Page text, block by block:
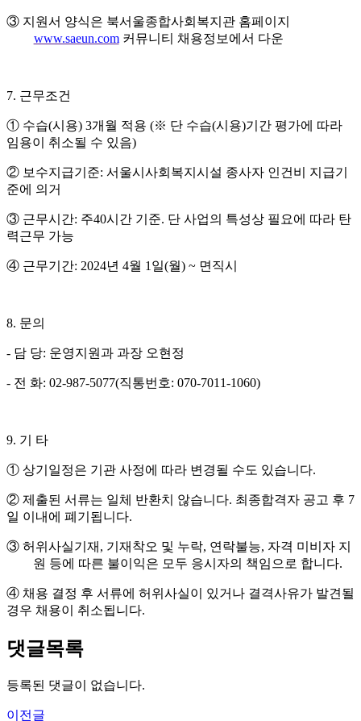
③ 지원서 양식은 북서울종합사회복지관 홈페이지
www.saeun.com 커뮤니티 채용정보에서 다운
7. 근무조건
① 수습(시용) 3개월 적용 (※ 단 수습(시용)기간 평가에 따라
임용이 취소될 수 있음)
② 보수지급기준: 서울시사회복지시설 종사자 인건비 지급기
준에 의거
③ 근무시간: 주40시간 기준. 단 사업의 특성상 필요에 따라 탄
력근무 가능
④ 근무기간: 2024년 4월 1 일(월) ~ 면직시
8. 문의
- 담 당: 운영지원과 과장 오현정
- 전 화: 02-987-5077(직통번호: 070-7011-1060)
9. 기 타
① 상기일정은 기관 사정에 따라 변경될 수도 있습니다.
② 제출된 서류는 일체 반환치 않습니다. 최종합격자 공고 후 7
일 이내에 폐기됩니다.
③ 허위사실기재 , 기재착오 및 누락, 연락불능, 자격 미비자 지
원 등에 따른 불이익은 모두 응시자의 책임으로 합니다.
④ 채용 결정 후 서류에 허위사실이 있거나 결격사유가 발견될
경우 채용이 취소됩니다.
댓글목록
등록된 댓글이 없습니다.
이전글